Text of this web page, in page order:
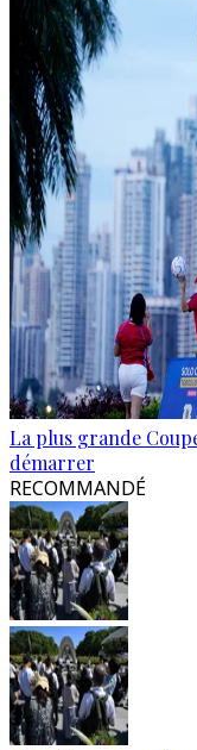
La plus grande
démarrer
RECOMMANDÉ